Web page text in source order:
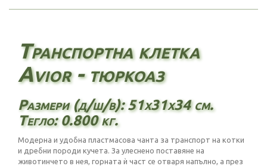
Транспортна клетка
Avior - тюркоаз
Размери (д/ш/в): 51х31х34 см.
Тегло: 0.800 кг.
Модерна и удобна пластмасова чанта за транспорт на котки
и дребни породи кучета. За улеснено поставяне на
животинчето в нея, горната ѝ част се отваря напълно, а през